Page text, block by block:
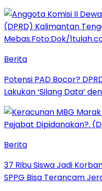
Berita
Potensi PAD Bocor?
Lakukan ‘Silang Data’
Berita
37 Ribu Siswa Jadi
SPPG Bisa Terancam